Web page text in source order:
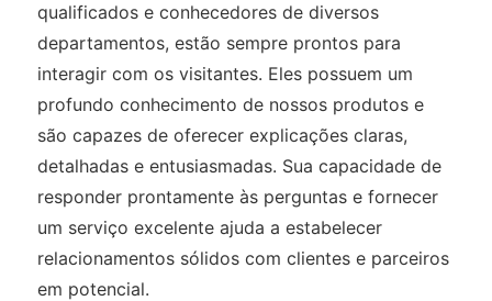
qualificados e conhecedores de diversos
departamentos, estão sempre prontos para
interagir com os visitantes. Eles possuem um
profundo conhecimento de nossos produtos e
são capazes de oferecer explicações claras,
detalhadas e entusiasmadas. Sua capacidade de
responder prontamente às perguntas e fornecer
um serviço excelente ajuda a estabelecer
relacionamentos sólidos com clientes e parceiros
em potencial.